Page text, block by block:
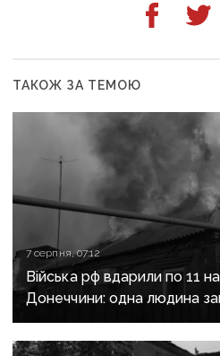
ТАКОЖ ЗА ТЕМОЮ
7 серпня, 07:12
Війська рф вдарили по 11
Донеччини: одна людина
поранені